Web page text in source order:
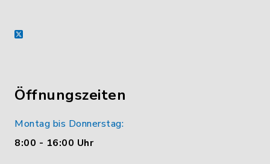
X
Öffnungszeiten
Montag bis Donnerstag:
8:00 - 16:00 Uhr